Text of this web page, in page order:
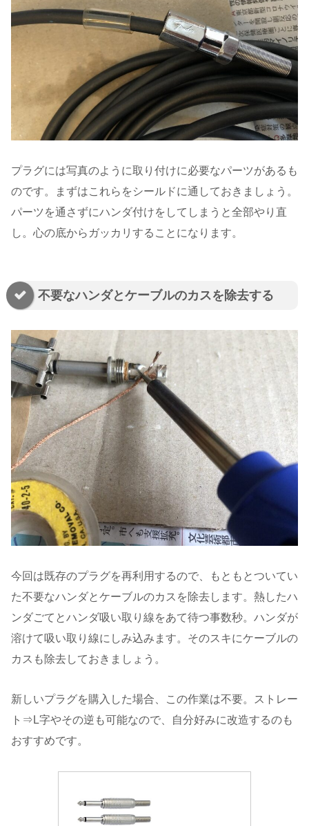
プラグには写真のように取り付けに必要なパーツがあるも
のです。まずはこれらをシールドに通しておきましょう。
パーツを通さずにハンダ付けをしてしまうと全部やり直
し。心の底からガッカリすることになります。
不要なハンダとケーブルのカスを除去する
今回は既存のプラグを再利用するので、もともとついてい
た不要なハンダとケーブルのカスを除去します。熱したハ
ンダごてとハンダ吸い取り線をあて待つ事数秒。ハンダが
溶けて吸い取り線にしみ込みます。そのスキにケーブルの
カスも除去しておきましょう。
新しいプラグを購入した場合、この作業は不要。ストレー
ト⇒L字やその逆も可能なので、自分好みに改造するのも
おすすめです。